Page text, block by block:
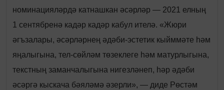
номинацияләрдә катнашкан әсәрләр — 2021 елның
1 сентябренә кадәр кадәр кабул ителә. «Жюри
әгъзалары, әсәрләрнең әдәби-эстетик кыйммәте һәм
яңалыгына, тел-сөйләм төзеклеге һәм матурлыгына,
текстның заманчалыгына нигезләнеп, һәр әдәби
әсәргә кыскача бәяләмә әзерли», — диде Рөстәм